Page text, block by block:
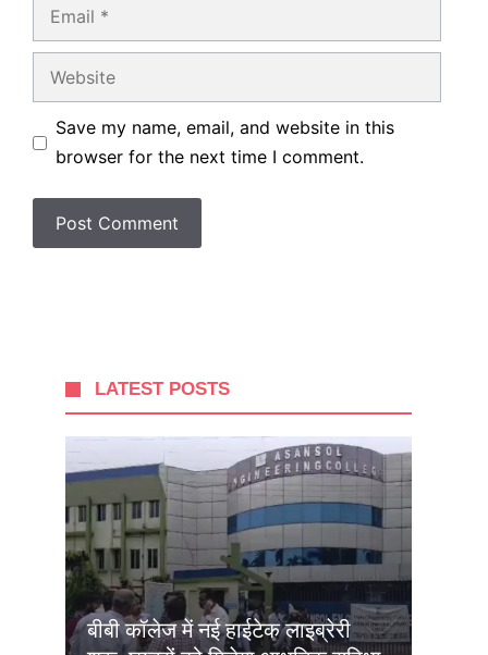
Email
Website
Save my name, email, and website in this
browser for the next time I comment.
LATEST POSTS
बीबी कॉलेज में नई हाईटेक लाइब्रेरी